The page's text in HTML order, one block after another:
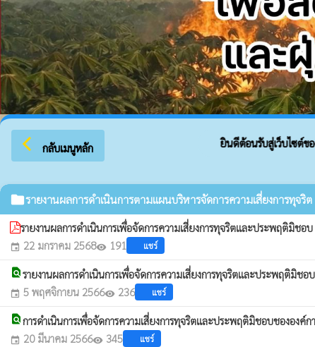
arrow_back_ios กลับเมนูหลัก ยินดีต้อนรับสู่เว็บไซต์ของ
folderรายงานผลการดำเนินการตามแผนบริหารจัดการความเสี่ยงการทุจริต
รายงานผลการดำเนินการเพื่อจัดการความเสี่ยงการทุจริตและประพฤติมิชอ
event 22 มกราคม 2568visibility 191 แชร์
find_in_pageรายงานผลการดำเนินการเพื่อจัดการความเสี่ยงการทุจริตและประพฤติมิช
event 5 พฤศจิกายน 2566visibility 236 แชร์
find_in_pageการดำเนินการเพื่อจัดการความเสี่ยงการทุจริตและประพฤติมิชอบชององ
event 20 มีนาคม 2566visibility 345 แชร์